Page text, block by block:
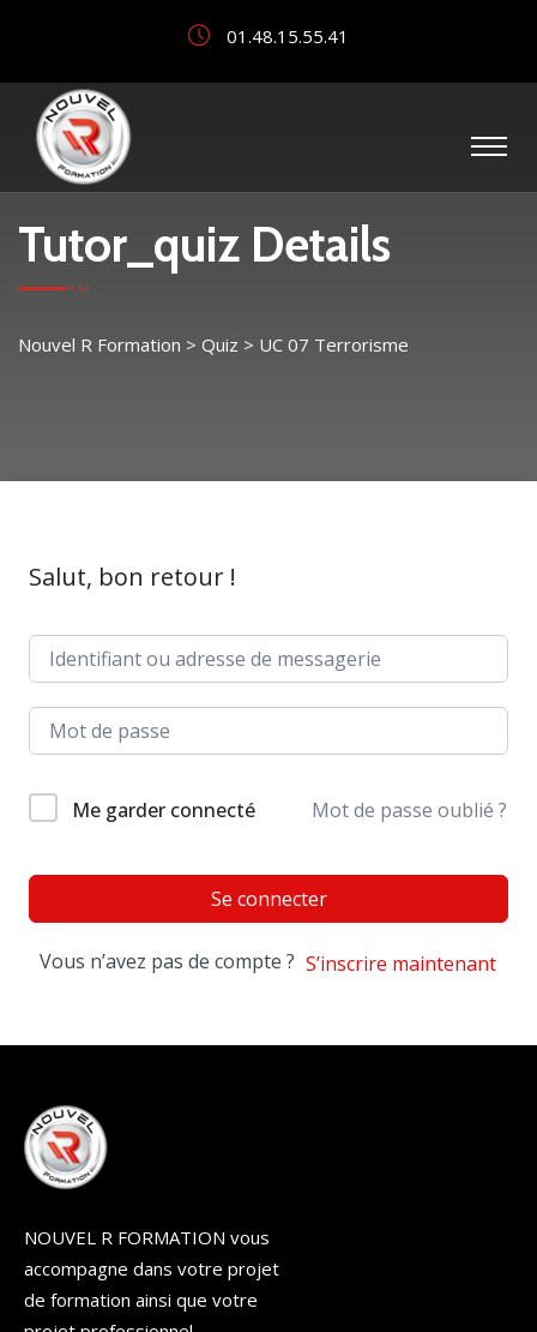
01.48.15.55.41
Tutor_quiz Details
Nouvel R Formation > Quiz > UC 07 Terrorisme
Salut, bon retour !
Me garder connecté Mot de passe oublié ?
Se connecter
Vous n’avez pas de compte ? S’inscrire maintenant
NOUVEL R FORMATION vous
accompagne dans votre projet
de formation ainsi que votre